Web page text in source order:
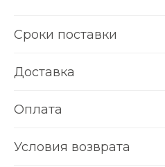
Сроки поставки
Доставка
Оплата
Условия возврата